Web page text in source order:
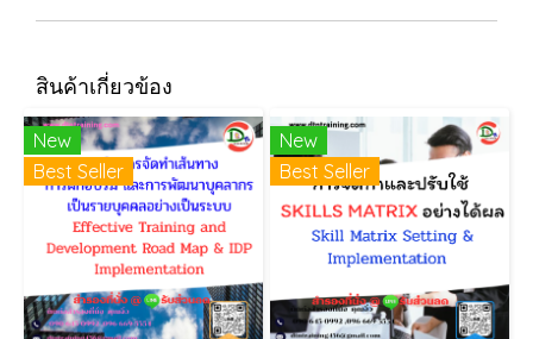
สินค้าเกี่ยวข้อง
New
Best Seller
New
Best Seller